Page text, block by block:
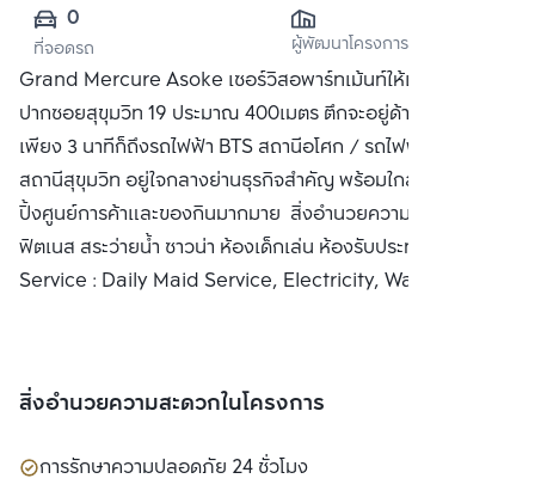
0
ที่จอดรถ ผู้พัฒนาโครงการ
Grand Mercure Asoke เซอร์วิสอพาร์ทเม้นท์ให้เช่า เข้าจาก
ปากซอยสุขุมวิท 19 ประมาณ 400เมตร ตึกจะอยู่ด้านขวามือ หรือ
เพียง 3 นาทีก็ถึงรถไฟฟ้า BTS สถานีอโศก / รถไฟฟ้า MRT
สถานีสุขุมวิท อยู่ใจกลางย่านธุรกิจสำคัญ พร้อมใกล้แหล่งช็อป
ปิ้งศูนย์การค้าและของกินมากมาย สิ่งอำนวยความสะดวก
ฟิตเนส สระว่ายน้ำ ซาวน่า ห้องเด็กเล่น ห้องรับประทานอาหาร
Service : Daily Maid Service, Electricity, Water Supply
สิ่งอำนวยความสะดวกในโครงการ
การรักษาความปลอดภัย 24 ชั่วโมง